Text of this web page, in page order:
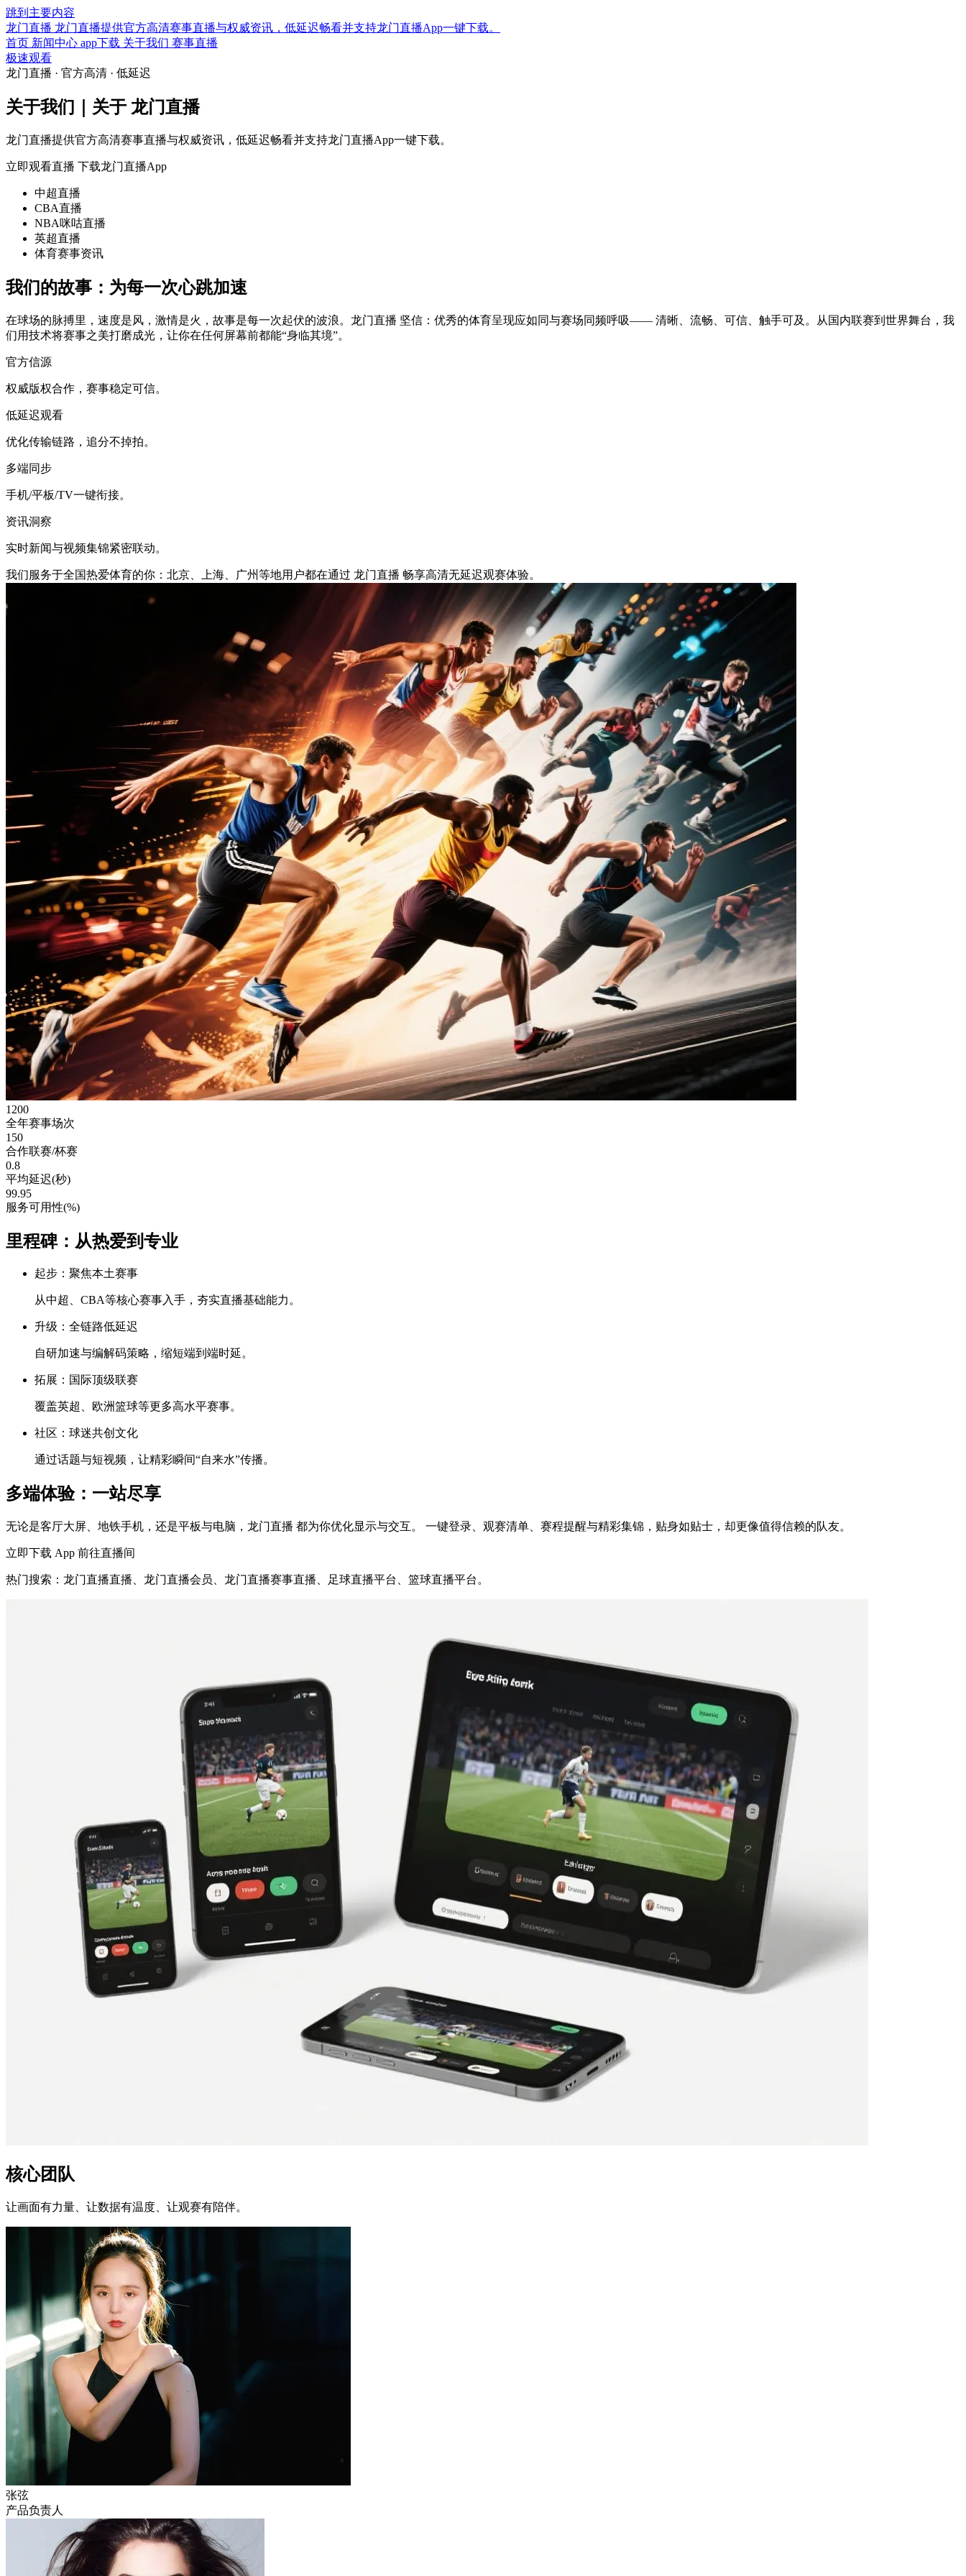
跳到主要内容
龙门直播 龙门直播提供官方高清赛事直播与权威资讯，低延迟畅看并支持龙门直播App一键下载。
首页 新闻中心 app下载 关于我们 赛事直播
极速观看
龙门直播 · 官方高清 · 低延迟
关于我们｜关于 龙门直播
龙门直播提供官方高清赛事直播与权威资讯，低延迟畅看并支持龙门直播App一键下载。
立即观看直播 下载龙门直播App
中超直播
CBA直播
NBA咪咕直播
英超直播
体育赛事资讯
我们的故事：为每一次心跳加速
在球场的脉搏里，速度是风，激情是火，故事是每一次起伏的波浪。龙门直播 坚信：优秀的体育呈现应如同与赛场同频呼吸—— 清晰、流畅、可信、触手可及。从国内联赛到世界舞台，我
们用技术将赛事之美打磨成光，让你在任何屏幕前都能“身临其境”。
官方信源
权威版权合作，赛事稳定可信。
低延迟观看
优化传输链路，追分不掉拍。
多端同步
手机/平板/TV一键衔接。
资讯洞察
实时新闻与视频集锦紧密联动。
我们服务于全国热爱体育的你：北京、上海、广州等地用户都在通过 龙门直播 畅享高清无延迟观赛体验。
1200
全年赛事场次
150
合作联赛/杯赛
0.8
平均延迟(秒)
99.95
服务可用性(%)
里程碑：从热爱到专业
起步：聚焦本土赛事
从中超、CBA等核心赛事入手，夯实直播基础能力。
升级：全链路低延迟
自研加速与编解码策略，缩短端到端时延。
拓展：国际顶级联赛
覆盖英超、欧洲篮球等更多高水平赛事。
社区：球迷共创文化
通过话题与短视频，让精彩瞬间“自来水”传播。
多端体验：一站尽享
无论是客厅大屏、地铁手机，还是平板与电脑，龙门直播 都为你优化显示与交互。 一键登录、观赛清单、赛程提醒与精彩集锦，贴身如贴士，却更像值得信赖的队友。
立即下载 App 前往直播间
热门搜索：龙门直播直播、龙门直播会员、龙门直播赛事直播、足球直播平台、篮球直播平台。
核心团队
让画面有力量、让数据有温度、让观赛有陪伴。
张弦
产品负责人